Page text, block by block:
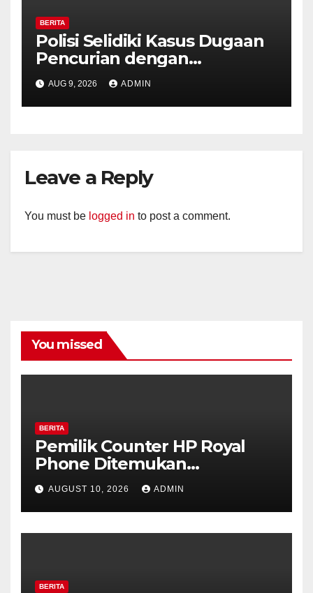
BERITA
Polisi Selidiki Kasus Dugaan
Pencurian dengan
Kekerasan di Counter HP
Royal Phone Ambarawa.
AUG 9, 2026 ADMIN
Leave a Reply
You must be logged in to post a comment.
You missed
BERITA
Pemilik Counter HP Royal
Phone Ditemukan
Meninggal di Dalam Mobil di
Grobogan, Polisi Dalami
Keterkaitan dengan Kasus
Pencurian.
AUGUST 10, 2026 ADMIN
BERITA